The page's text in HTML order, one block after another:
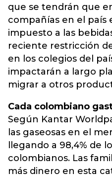
que se tendrán que
compañías en el país
impuesto a las
reciente restricción
en los colegios del
impactarán a largo
migrar a otros
Cada colombiano
Según Kantar
las gaseosas en el
llegando a 98,4% de
colombianos. Las
más dinero en esta